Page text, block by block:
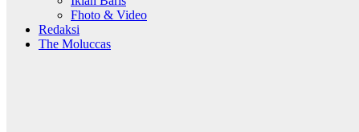
Fhoto & Video
Redaksi
The Moluccas